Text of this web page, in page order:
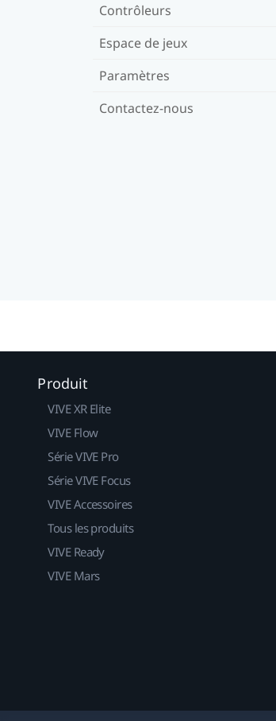
Contrôleurs
Espace de jeux
Paramètres
Contactez-nous
Produit
VIVE XR Elite
VIVE Flow
Série VIVE Pro
Série VIVE Focus
VIVE Accessoires
Tous les produits
VIVE Ready
VIVE Mars